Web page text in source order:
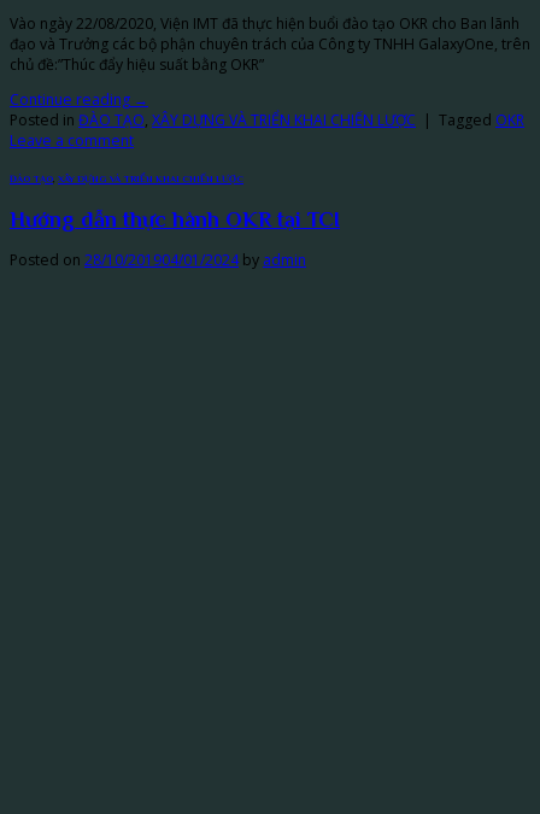
Vào ngày 22/08/2020, Viện IMT đã thực hiện buổi đào tạo OKR cho Ban lãnh
đạo và Trưởng các bộ phận chuyên trách của Công ty TNHH GalaxyOne, trên
chủ đề:”Thúc đẩy hiệu suất bằng OKR”
Continue reading →
Posted in ĐÀO TẠO, XÂY DỰNG VÀ TRIỂN KHAI CHIẾN LƯỢC | Tagged OKR
Leave a comment
ĐÀO TẠO, XÂY DỰNG VÀ TRIỂN KHAI CHIẾN LƯỢC
Hướng dẫn thực hành OKR tại TCI
Posted on 28/10/201904/01/2024 by admin